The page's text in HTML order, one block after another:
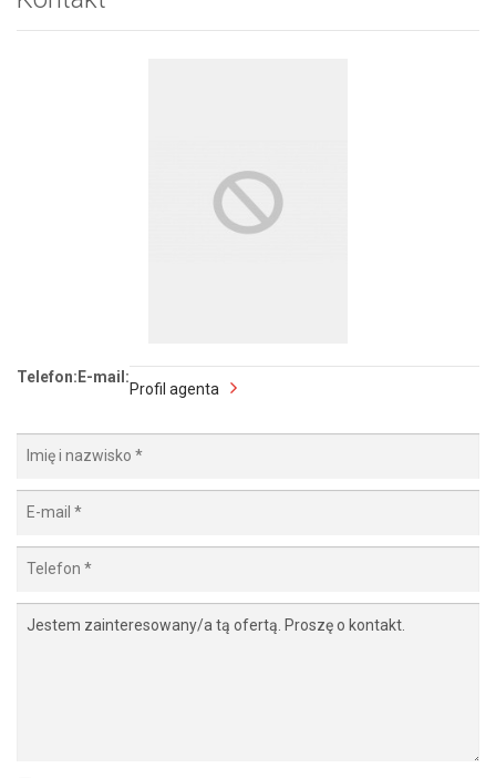
Telefon: E-mail:
Profil agenta